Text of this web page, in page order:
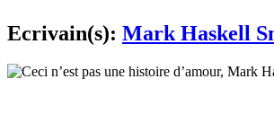
Ecrivain(s): Mark Haskell